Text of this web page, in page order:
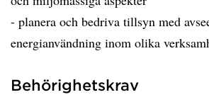
- planera och bedriva tillsyn med
energianvändning inom olika
Behörighetskrav